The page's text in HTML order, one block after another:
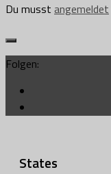
Du musst angemeldet
Folgen:
States